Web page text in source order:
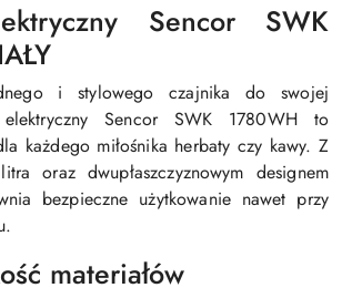
Sencor SWK
i stylowego czajnika do swojej
Sencor SWK 1780WH to
każdego miłośnika herbaty czy kawy. Z
oraz dwupłaszczyznowym designem
bezpieczne użytkowanie nawet przy
materiałów